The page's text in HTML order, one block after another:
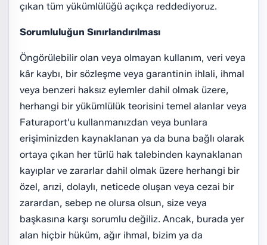
çıkan tüm yükümlülüğü açıkça reddediyoruz.
Sorumluluğun Sınırlandırılması
Öngörülebilir olan veya olmayan kullanım, veri veya
kâr kaybı, bir sözleşme veya garantinin ihlali, ihmal
veya benzeri haksız eylemler dahil olmak üzere,
herhangi bir yükümlülük teorisini temel alanlar veya
Faturaport'u kullanmanızdan veya bunlara
erişiminizden kaynaklanan ya da buna bağlı olarak
ortaya çıkan her türlü hak talebinden kaynaklanan
kayıplar ve zararlar dahil olmak üzere herhangi bir
özel, arızi, dolaylı, neticede oluşan veya cezai bir
zarardan, sebep ne olursa olsun, size veya
başkasına karşı sorumlu değiliz. Ancak, burada yer
alan hiçbir hüküm, ağır ihmal, bizim ya da